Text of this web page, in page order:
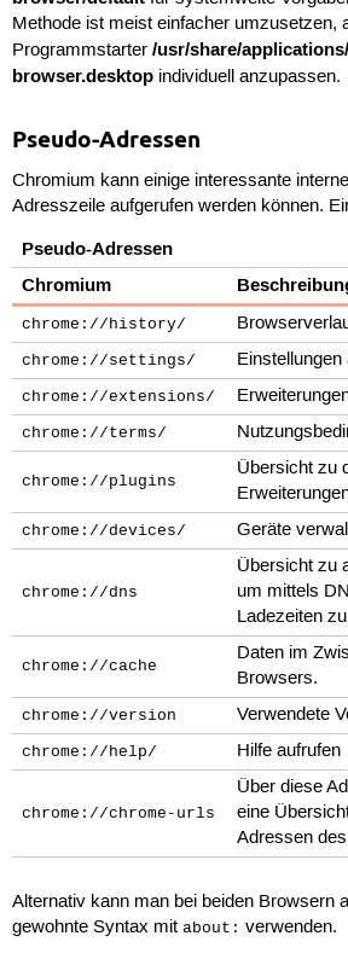
Methode ist meist einfacher umzusetzen,
Programmstarter /usr/share/
browser.desktopindividuell anzupassen.
Pseudo-Adressen
Chromium kann einige interessante
Adresszeile aufgerufen werden können.
Pseudo-Adressen
Chromium
chrome://history/
chrome://settings/ Einstellungen
chrome://extensions/
chrome://terms/
chrome://plugins
Übersicht zu
chrome://devices/ Geräte
chrome://dns
Übersicht zu
um mittels
Ladezeiten
chrome://cache
Daten im
Browsers.
chrome://version Verwendete
chrome://help/ Hilfe aufrufen
chrome://chrome-urls
Über diese
eine
Adressen
Alternativ kann man bei beiden Browsern
gewohnte Syntax mit about: verwenden.